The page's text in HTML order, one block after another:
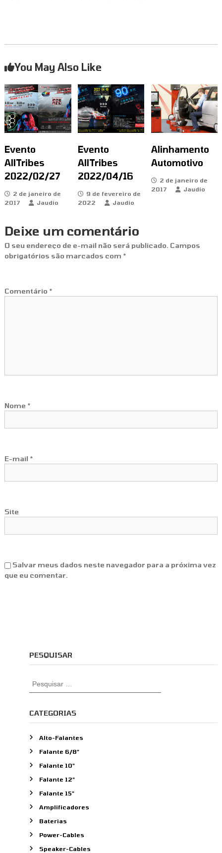
You May Also Like
Evento
AllTribes
2022/02/27
2 de janeiro de
2017
Jaudio
Evento
AllTribes
2022/04/16
9 de fevereiro de
2022
Jaudio
Alinhamento
Automotivo
2 de janeiro de
2017
Jaudio
Deixe um comentário
O seu endereço de e-mail não será publicado. Campos
obrigatórios são marcados com *
Comentário *
Nome *
E-mail *
Site
Salvar meus dados neste navegador para a próxima vez
que eu comentar.
PESQUISAR
P
q
u
s
a
r
o
r
:
CATEGORIAS
Alto-Falantes
Falante 6/8"
Falante 10"
Falante 12"
Falante 15"
Amplificadores
Baterias
Power-Cables
Speaker-Cables